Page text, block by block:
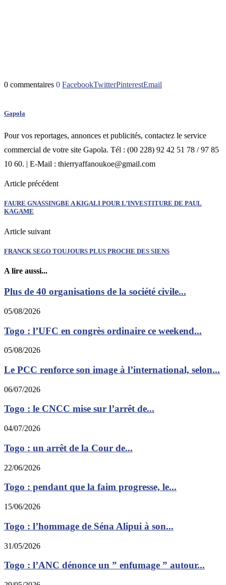
0 commentaires 0 FacebookTwitterPinterestEmail
Gapola
Pour vos reportages, annonces et publicités, contactez le service
commercial de votre site Gapola. Tél : (00 228) 92 42 51 78 / 97 85
10 60. | E-Mail : thierryaffanoukoe@gmail.com
Article précédent
FAURE GNASSINGBE A KIGALI POUR L’INVESTITURE DE PAUL
KAGAME
Article suivant
FRANCK SEGO TOUJOURS PLUS PROCHE DES SIENS
A lire aussi...
Plus de 40 organisations de la société civile...
05/08/2026
Togo : l’UFC en congrès ordinaire ce weekend...
05/08/2026
Le PCC renforce son image à l’international, selon...
06/07/2026
Togo : le CNCC mise sur l’arrêt de...
04/07/2026
Togo : un arrêt de la Cour de...
22/06/2026
Togo : pendant que la faim progresse, le...
15/06/2026
Togo : l’hommage de Séna Alipui à son...
31/05/2026
Togo : l’ANC dénonce un ” enfumage ” autour...